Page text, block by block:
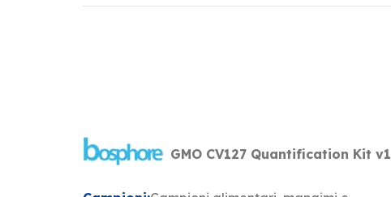
GMO CV127 Quantification Kit v1